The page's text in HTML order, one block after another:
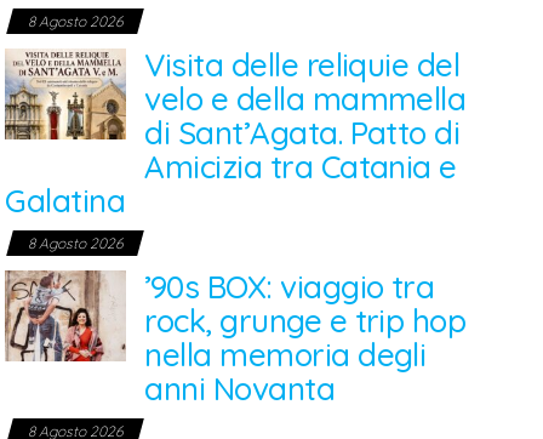
8 Agosto 2026
Visita delle reliquie del
velo e della mammella
di Sant’Agata. Patto di
Amicizia tra Catania e
Galatina
8 Agosto 2026
’90s BOX: viaggio tra
rock, grunge e trip hop
nella memoria degli
anni Novanta
8 Agosto 2026